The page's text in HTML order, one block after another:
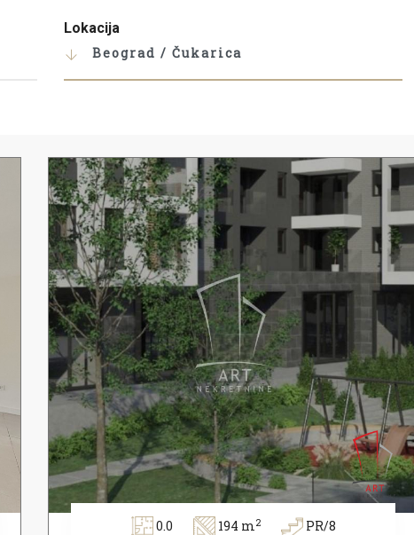
Lokacija
Beograd / Čukarica
0.0 194 m2 PR/8